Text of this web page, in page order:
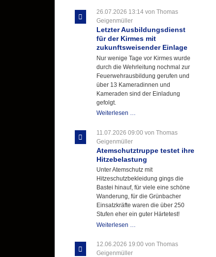
26.07.2026 13:14 von Thomas
Geigenmüller
Letzter Ausbildungsdienst
für der Kirmes mit
zukunftsweisender Einlage
Nur wenige Tage vor Kirmes wurde
durch die Wehrleitung nochmal zur
Feuerwehrausbildung gerufen und
über 13 Kameradinnen und
Kameraden sind der Einladung
gefolgt.
Weiterlesen …
für
Kirmes
mit
zukunftsweisender
Einlage
11.07.2026 09:00 von Thomas
Geigenmüller
Atemschutztruppe testet ihre
Hitzebelastung
Unter Atemschutz mit
Hitzeschutzbekleidung gings die
Bastei hinauf, für viele eine schöne
Wanderung, für die Grünbacher
Einsatzkräfte waren die über 250
Stufen eher ein guter Härtetest!
Weiterlesen …
ihre
12.06.2026 19:00 von Thomas
Geigenmüller